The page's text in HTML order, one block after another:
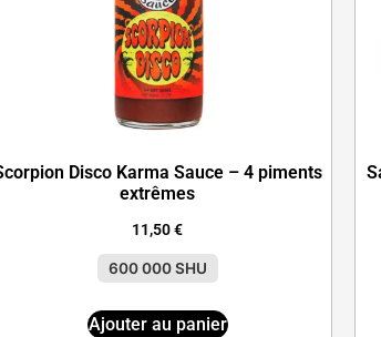
Disco Karma Sauce – 4 piments
extrêmes
11,50€
600 000 SHU
Ajouter au panier